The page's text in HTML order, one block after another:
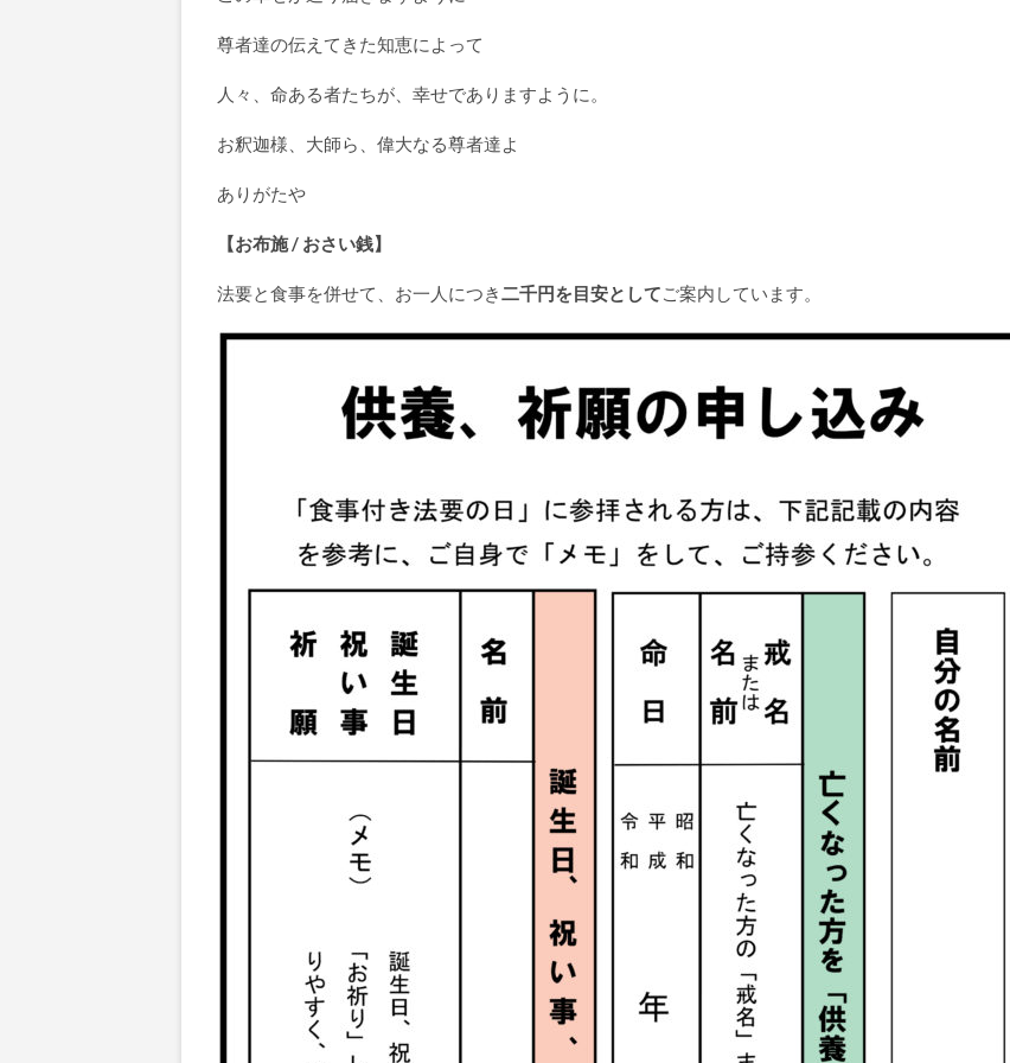
尊者達の伝えてきた知恵によって
人々、命ある者たちが、幸せでありますように。
お釈迦様、大師ら、偉大なる尊者達よ
ありがたや
【お布施 / おさい銭】
法要と食事を併せて、お一人につき二千円を目安としてご案内しています。